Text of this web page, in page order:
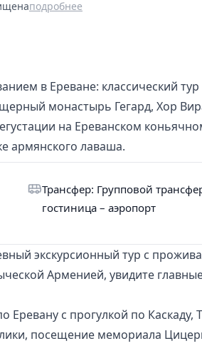
подробнее
в Ереване: классический тур
монастырь Гегард, Хор
на Ереванском
армянского лаваша.
Трансфер: Групповой
гостиница – аэропорт
экскурсионный тур с
Арменией, увидите
с прогулкой по Каскаду,
посещение мемориала